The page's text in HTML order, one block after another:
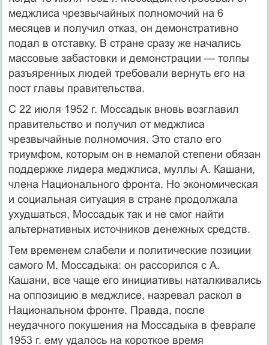
меджлиса чрезвы­чайных полномочий на 6
месяцев и получил отказ, он демонстратив­но
подал в отставку. В стране сразу же начались
массовые забастовки и демонстрации — толпы
разъяренных людей требовали вернуть его на
пост главы правительства.
С 22 июля 1952 г. Моссадык вновь возглавил
правительство и полу­чил от меджлиса
чрезвычайные полномочия. Это стало его
триумфом, которым он в немалой степени обязан
поддержке лидера меджлиса, муллы А. Кашани,
члена Национального фронта. Но экономическая
и социальная ситуация в стране продолжала
ухудшаться, Моссадык так и не смог найти
альтернативных источников денежных средств.
Тем временем слабели и политические позиции
самого М. Мосса­дыка: он рассорился с А.
Кашани, все чаще его инициативы наталки­вались
на оппозицию в меджлисе, назревал раскол в
Национальном фронте. Правда, после
неудачного покушения на Моссадыка в февра­ле
1953 г. ему удалось на короткое время